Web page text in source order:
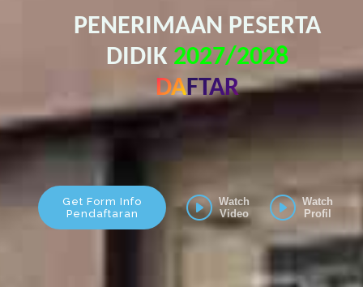
PENERIMAAN PESERTA
DIDIK 2027/2028
DAFTAR
Get Form Info
Pendaftaran
Watch
Video
Watch
Profil